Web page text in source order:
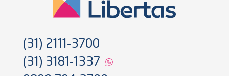
(31) 2111-3700
(31) 3181-1337